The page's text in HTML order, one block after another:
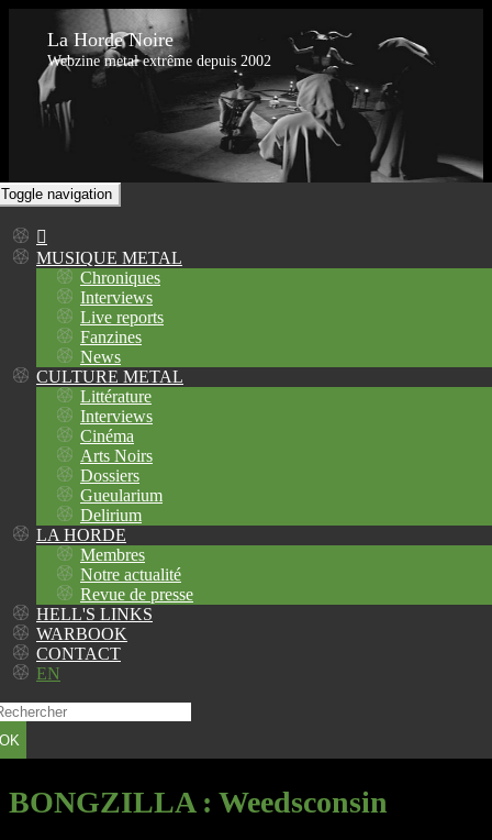
La Horde Noire
Webzine metal extrême depuis 2002
Toggle navigation
MUSIQUE METAL
Chroniques
Interviews
Live reports
Fanzines
News
CULTURE METAL
Littérature
Interviews
Cinéma
Arts Noirs
Dossiers
Gueularium
Delirium
LA HORDE
Membres
Notre actualité
Revue de presse
HELL'S LINKS
WARBOOK
CONTACT
EN
OK
BONGZILLA: Weedsconsin